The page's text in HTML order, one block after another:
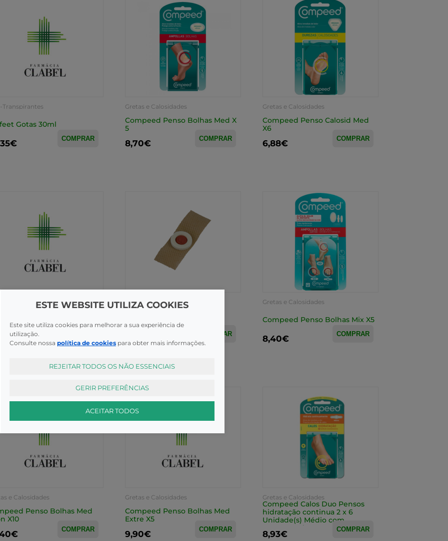
Transpirantes
Gotas 30ml
COMPRAR
Gretas e Calosidades
Compeed Penso Bolhas Med X
5
8,70€ COMPRAR
Gretas e Calosidades
Compeed Penso Calosid Med
X6
6,88€ COMPRAR
e Calosidades
Penso Calo Entre
X10
Gretas e Calosidades
7,50€ COMPRAR
Gretas e Calosidades
Compeed Penso Bolhas Mix X5
8,40€ COMPRAR
e Calosidades
Penso Bolhas Med
X10
COMPRAR
Gretas e Calosidades
Compeed Penso Bolhas Med
Extre X5
9,90€ COMPRAR
Gretas e Calosidades
Compeed Calos Duo Pensos
hidratação continua 2 x 6
Unidade(s) Médio com
Desconto de 50% na 2ª
Embalagem
8,93€ COMPRAR
ESTE WEBSITE UTILIZA COOKIES
Este site utiliza cookies para melhorar a sua experiência de
utilização.
Consulte nossa política de cookies para obter mais informações.
REJEITAR TODOS OS NÃO ESSENCIAIS
GERIR PREFERÊNCIAS
ACEITAR TODOS